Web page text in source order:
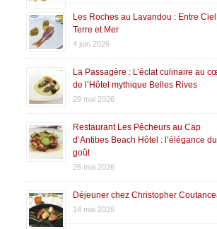
Les Roches au Lavandou : Entre
Terre et Mer
4 juin 2026
La Passagère : L’éclat culinaire au
de l’Hôtel mythique Belles Rives
29 mai 2026
Restaurant Les Pêcheurs au Cap
d’Antibes Beach Hôtel : l’élégance du
goût
26 mai 2026
Déjeuner chez Christopher
14 mai 2026